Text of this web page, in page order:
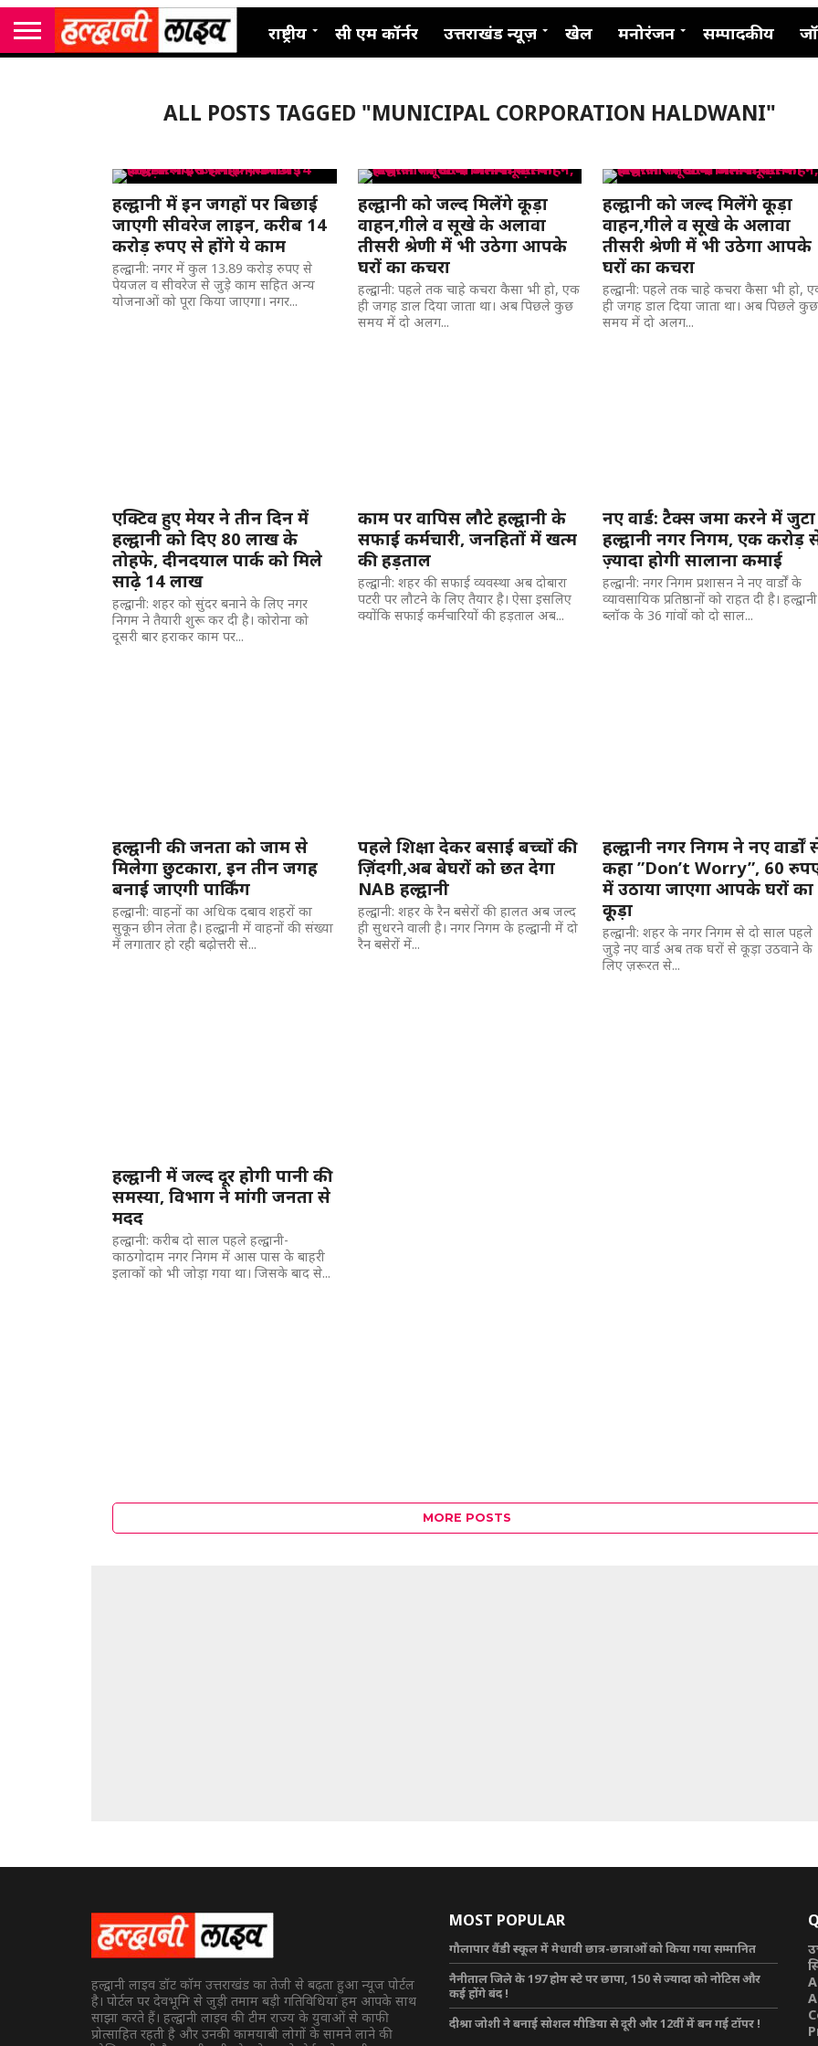
राष्ट्रीय सी एम कॉर्नर उत्तराखंड न्यूज़ खेल मनोरंजन सम्पादकीय
ALL POSTS TAGGED "MUNICIPAL CORPORATION HALDWANI"
हल्द्वानी में इन जगहों पर बिछाई
जाएगी सीवरेज लाइन, करीब 14
करोड़ रुपए से होंगे ये काम
हल्द्वानी: नगर में कुल 13.89 करोड़ रुपए से
पेयजल व सीवरेज से जुड़े काम सहित अन्य
योजनाओं को पूरा किया जाएगा। नगर...
हल्द्वानी को जल्द मिलेंगे कूड़ा
वाहन,गीले व सूखे के अलावा
तीसरी श्रेणी में भी उठेगा आपके
घरों का कचरा
हल्द्वानी: पहले तक चाहे कचरा कैसा भी हो, एक
ही जगह डाल दिया जाता था। अब पिछले कुछ
समय में दो अलग...
हल्द्वानी को जल्द मिलेंगे कूड़ा
वाहन,गीले व सूखे के अलावा
तीसरी श्रेणी में भी उठेगा आपके
घरों का कचरा
हल्द्वानी: पहले तक चाहे कचरा कैसा भी हो,
ही जगह डाल दिया जाता था। अब पिछले कुछ
समय में दो अलग...
एक्टिव हुए मेयर ने तीन दिन में
हल्द्वानी को दिए 80 लाख के
तोहफे, दीनदयाल पार्क को मिले
साढ़े 14 लाख
हल्द्वानी: शहर को सुंदर बनाने के लिए नगर
निगम ने तैयारी शुरू कर दी है। कोरोना को
दूसरी बार हराकर काम पर...
काम पर वापिस लौटे हल्द्वानी के
सफाई कर्मचारी, जनहितों में खत्म
की हड़ताल
हल्द्वानी: शहर की सफाई व्यवस्था अब दोबारा
पटरी पर लौटने के लिए तैयार है। ऐसा इसलिए
क्योंकि सफाई कर्मचारियों की हड़ताल अब...
नए वार्ड: टैक्स जमा करने में जुटा
हल्द्वानी नगर निगम, एक करोड़
ज़्यादा होगी सालाना कमाई
हल्द्वानी: नगर निगम प्रशासन ने नए वार्डों के
व्यावसायिक प्रतिष्ठानों को राहत दी है। हल्द्वानी
ब्लॉक के 36 गांवों को दो साल...
हल्द्वानी की जनता को जाम से
मिलेगा छुटकारा, इन तीन जगह
बनाई जाएगी पार्किंग
हल्द्वानी: वाहनों का अधिक दबाव शहरों का
सुकून छीन लेता है। हल्द्वानी में वाहनों की संख्या
में लगातार हो रही बढ़ोत्तरी से...
पहले शिक्षा देकर बसाई बच्चों की
ज़िंदगी,अब बेघरों को छत देगा
NAB हल्द्वानी
हल्द्वानी: शहर के रैन बसेरों की हालत अब जल्द
ही सुधरने वाली है। नगर निगम के हल्द्वानी में दो
रैन बसेरों में...
हल्द्वानी नगर निगम ने नए वार्डों
कहा ”Don’t Worry”, 60
में उठाया जाएगा आपके घरों का
कूड़ा
हल्द्वानी: शहर के नगर निगम से दो साल पहले
जुड़े नए वार्ड अब तक घरों से कूड़ा उठवाने के
लिए ज़रूरत से...
हल्द्वानी में जल्द दूर होगी पानी की
समस्या, विभाग ने मांगी जनता से
मदद
हल्द्वानी: करीब दो साल पहले हल्द्वानी-
काठगोदाम नगर निगम में आस पास के बाहरी
इलाकों को भी जोड़ा गया था। जिसके बाद से...
MORE POSTS
हल्द्वानी लाइव डॉट कॉम उत्तराखंड का तेजी से बढ़ता हुआ न्यूज पोर्टल
है। पोर्टल पर देवभूमि से जुड़ी तमाम बड़ी गतिविधियां हम आपके साथ
साझा करते हैं। हल्द्वानी लाइव की टीम राज्य के युवाओं से काफी
प्रोत्साहित रहती है और उनकी कामयाबी लोगों के सामने लाने की
MOST POPULAR
गौलापार वैंडी स्कूल में मेधावी छात्र-छात्राओं को किया गया सम्मानित
नैनीताल जिले के 197 होम स्टे पर छापा, 150 से ज्यादा को नोटिस और
कई होंगे बंद !
दीश्रा जोशी ने बनाई सोशल मीडिया से दूरी और 12वीं में बन गई टॉपर !